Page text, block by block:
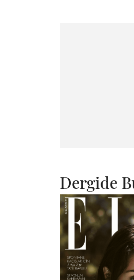
Dergide